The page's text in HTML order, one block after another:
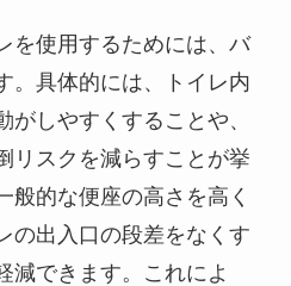
を使用するためには、バ
。具体的には、トイレ内
がしやすくすることや、
リスクを減らすことが挙
般的な便座の高さを高く
の出入口の段差をなくす
減できます。これによ